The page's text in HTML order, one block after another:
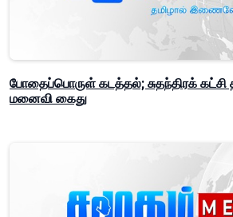
போதைப்பொருள் கடத்தல்; சுதந்திரக் கட்சி
மனைவி கைது